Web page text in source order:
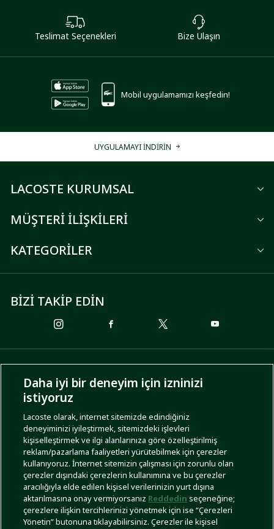
Teslimat Seçenekleri Bize Ulaşın
Mobil uygulamamızı keşfedin!
UYGULAMAYI İNDİRİN
LACOSTE KURUMSAL
MÜŞTERİ İLİŞKİLERİ
KATEGORİLER
BİZİ TAKİP EDİN
ÖDEME SEÇENEKLERİ
KARGO SEÇENEKLERİ
İşlem RehberiSite HaritasıKullanım ŞartlarıGizlilik Politikası
Daha iyi bir deneyim için izninizi
istiyoruz
Lacoste olarak, internet sitemizde edindiğiniz
deneyiminizi iyileştirmek, sitemizdeki işlevleri
kişiselleştirmek ve ilgi alanlarınıza göre özelleştirilmiş
reklam/pazarlama faaliyetleri yürütebilmek için çerezler
kullanıyoruz. İnternet sitemizin çalışması için zorunlu olan
çerezler dışındaki çerezlerin kullanımına ve bu çerezler
aracılığıyla elde edilen kişisel verilerinizin yurt dışına
aktarılmasına onay vermiyorsanız Reddedin seçeneğine;
çerezlere ilişkin tercihlerinizi yönetmek için ise “Çerezleri
Yönetin” butonuna tıklayabilirsiniz. Çerezler ile kişisel